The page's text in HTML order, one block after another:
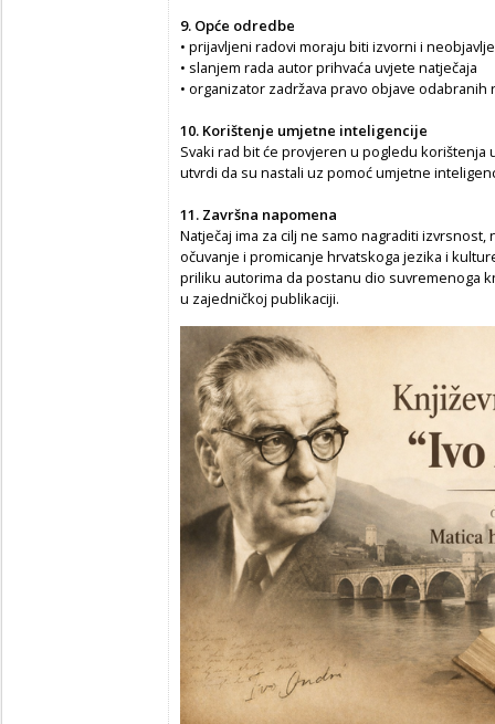
9. Opće odredbe
• prijavljeni radovi moraju biti izvorni i
• slanjem rada autor prihvaća uvjete natječaja
• organizator zadržava pravo objave
10. Korištenje umjetne inteligencije
Svaki rad bit će provjeren u pogledu korištenja
utvrdi da su nastali uz pomoć umjetne
11. Završna napomena
Natječaj ima za cilj ne samo nagraditi
očuvanje i promicanje hrvatskoga jezika i
priliku autorima da postanu dio suvremenoga
u zajedničkoj publikaciji.